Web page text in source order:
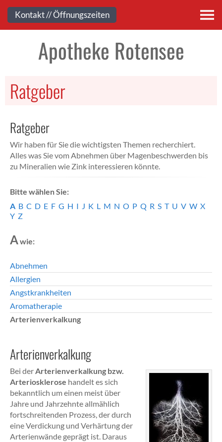
Kontakt
Apotheke Rotensee
Ratgeber
Ratgeber
Wir haben für Sie die wichtigsten Themen recherchiert.
Alles was Sie vom Abnehmen über Magenbeschwerden bis
zu Mineralien wie Zink interessieren könnte.
Bitte wählen Sie:
A B C D E F G H I J K L M N O P Q R S T U V W X
Y Z
Awie:
Abnehmen
Allergien
Angstkrankheiten
Aromatherapie
Arterienverkalkung
Arterienverkalkung
Bei derArterienverkalkung bzw.
Arteriosklerose handelt es sich
bekanntlich um einen meist über
Jahre und Jahrzehnte allmählich
fortschreitenden Prozess, der durch
eine Verdickung und Verhärtung der
Arterienwände geprägt ist. Daraus
Kontakt // Öffnungszeiten